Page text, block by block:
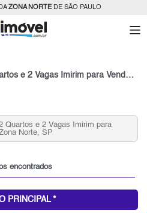
ZONA NORTEDE SÃO PAULO
Condomínios Fechados 3 Quartos e 2 Vagas Imirim para Venda, Zona Norte, SP
Quartos e 2 Vagas Imirim para
Norte, SP
encontrados
PRINCIPAL *